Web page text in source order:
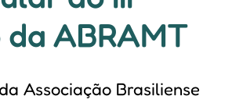
da ABRAMT
Associação Brasiliense